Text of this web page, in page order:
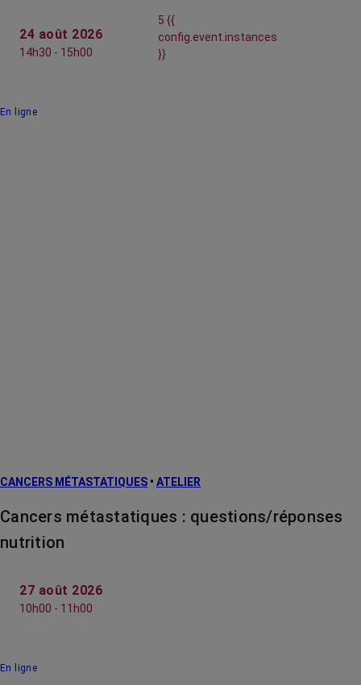
24 août 2026
14h30 - 15h00
5 {{
config.event.instances
}}
En ligne
CANCERS MÉTASTATIQUES • ATELIER
Cancers métastatiques : questions/réponses
nutrition
27 août 2026
10h00 - 11h00
En ligne